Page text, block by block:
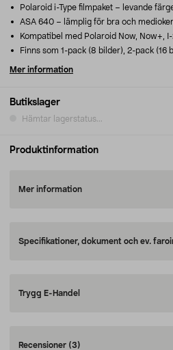
Butikslager
Hämtar lagerstatus...
Polaroid i-Type filmpaket – levande
ASA 640 – lämplig för bra och
Kompatibel med Polaroid Now, Now+,
Finns som 1-pack (8 bilder), 2-pack
Mer information
Produktinformation
Mer information
Specifikationer, dokument och ev.
Trygg E-Handel
Recensioner (3)